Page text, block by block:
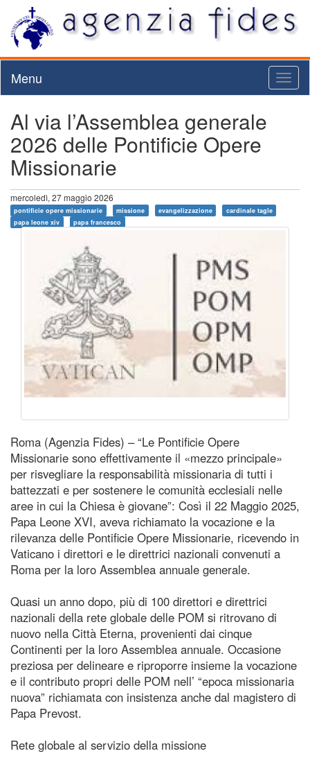
Menu
Al via l’Assemblea generale
2026 delle Pontificie Opere
Missionarie
mercoledì, 27 maggio 2026
pontificie opere missionarie missione evangelizzazione
cardinale tagle
papa leone xiv
papa francesco
Roma (Agenzia Fides) – “Le Pontificie Opere
Missionarie sono effettivamente il «mezzo principale»
per risvegliare la responsabilità missionaria di tutti i
battezzati e per sostenere le comunità ecclesiali nelle
aree in cui la Chiesa è giovane”: Così il 22 Maggio 2025,
Papa Leone XVI, aveva richiamato la vocazione e la
rilevanza delle Pontificie Opere Missionarie, ricevendo in
Vaticano i direttori e le direttrici nazionali convenuti a
Roma per la loro Assemblea annuale generale.
Quasi un anno dopo, più di 100 direttori e direttrici
nazionali della rete globale delle POM si ritrovano di
nuovo nella Città Eterna, provenienti dai cinque
Continenti per la loro Assemblea annuale. Occasione
preziosa per delineare e riproporre insieme la vocazione
e il contributo propri delle POM nell’ “epoca missionaria
nuova” richiamata con insistenza anche dal magistero di
Papa Prevost.
Rete globale al servizio della missione